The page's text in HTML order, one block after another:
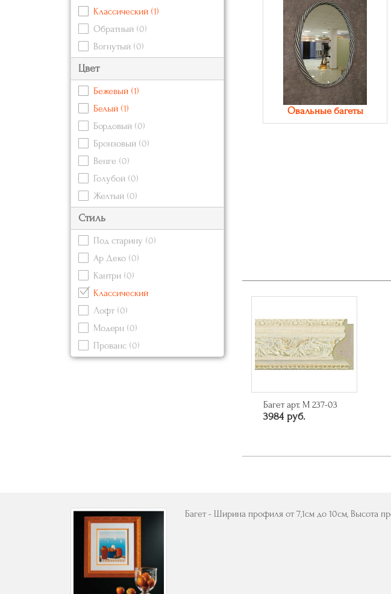
Классический (1)
Обратный (0)
Вогнутый (0)
Цвет
Бежевый (1)
Белый (1)
Бордовый (0)
Бронзовый (0)
Венге (0)
Голубой (0)
Желтый (0)
Золотой (0)
Коричневый
Красный
Кремовый
Розовый
Серебряный
Серый
Стиль
Под старину (0)
Ар Деко (0)
Кантри (0)
Классический
Лофт (0)
Модерн (0)
Прованс (0)
Современный (0)
Овальные багеты
Багет арт. M 237-03
3984 руб.
Багет - Ширина профиля от 7,1см до 10см, Высота